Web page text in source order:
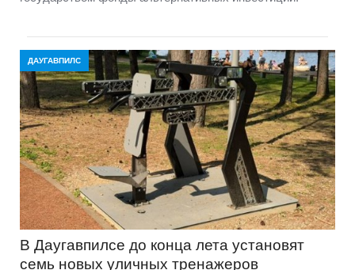
ДАУГАВПИЛС
В Даугавпилсе до конца лета установят
семь новых уличных тренажеров